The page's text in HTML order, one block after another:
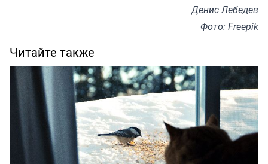
Денис Лебедев
Фото: Freepik
Читайте также